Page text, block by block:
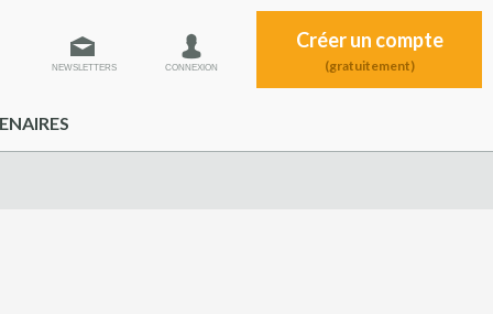
NEWSLETTERS CONNEXION
Créer un compte
(gratuitement)